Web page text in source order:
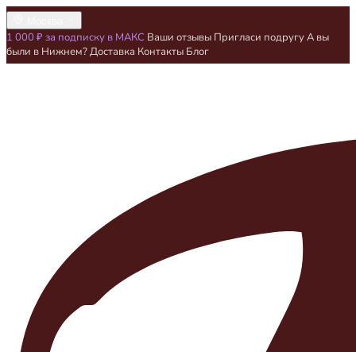
1 000 ₽ за подписку в МАКС Ваши отзывы Пригласи подругуА вы
были в Нижнем?Доставка Контакты Блог